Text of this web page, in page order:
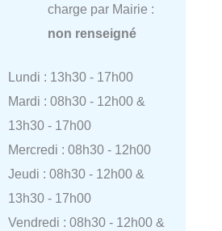
charge par Mairie :
non renseigné
Lundi : 13h30 - 17h00
Mardi : 08h30 - 12h00 &
13h30 - 17h00
Mercredi : 08h30 - 12h00
Jeudi : 08h30 - 12h00 &
13h30 - 17h00
Vendredi : 08h30 - 12h00 &